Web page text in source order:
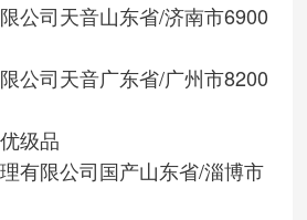
公司天音山东省/济南市6900
公司天音广东省/广州市8200
级品
有限公司国产山东省/淄博市